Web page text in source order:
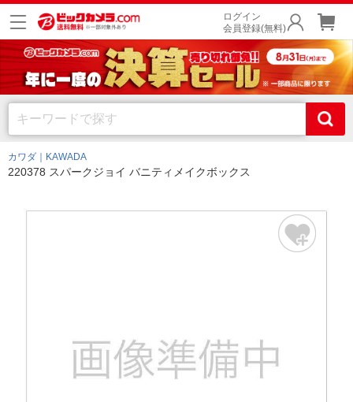
ログイン
会員登録(無料)
カワダ｜KAWADA
220378 スパークジョイ バニティメイクボックス